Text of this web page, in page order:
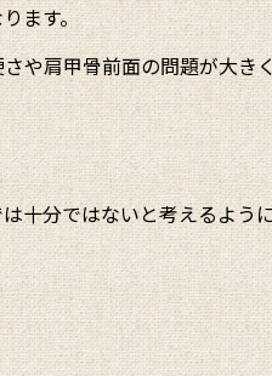
ます。
や肩甲骨前面の問題が大き
十分ではないと考えるよう